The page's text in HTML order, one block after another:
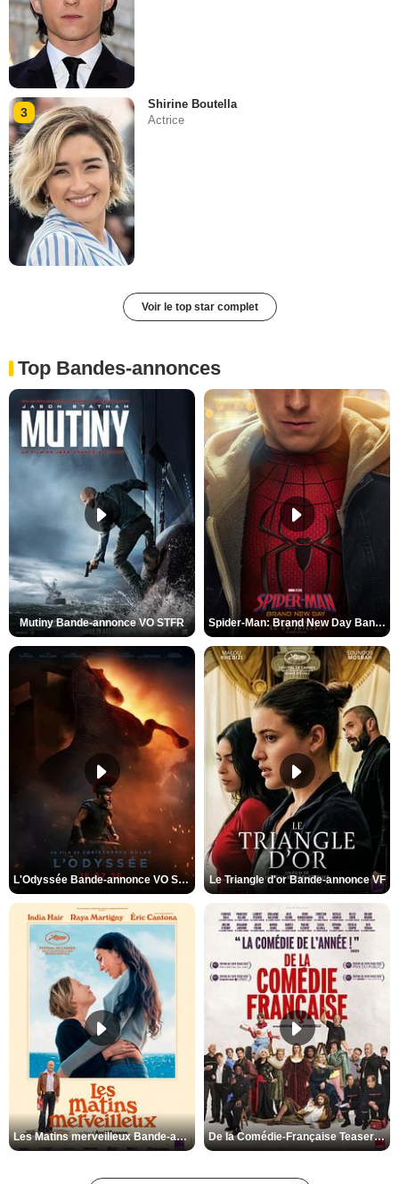
3
Shirine Boutella
Actrice
Voir le top star complet
Top Bandes-annonces
Mutiny Bande-annonce VO STFR Spider-Man: Brand New Day Bande-annonce VO STFR
L'Odyssée Bande-annonce VO STFR Le Triangle d'or Bande-annonce VF
Les Matins merveilleux Bande-annonce VF De la Comédie-Française Teaser VF